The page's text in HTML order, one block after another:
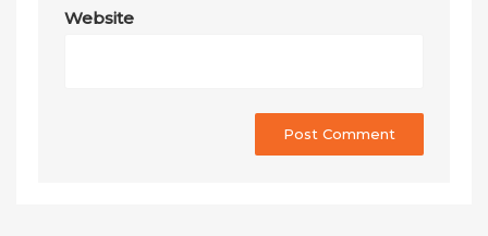
Website